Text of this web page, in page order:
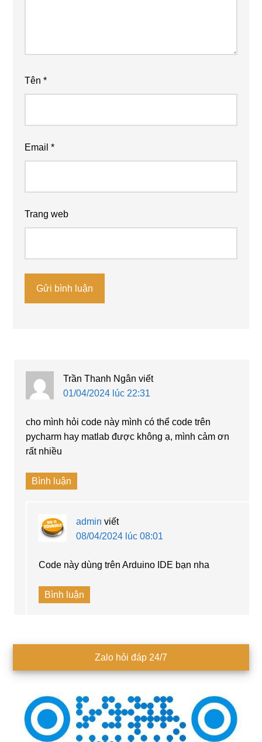
Tên*
Email*
Trang web
Trần Thanh Ngân viết
01/04/2024 lúc 22:31
cho mình hỏi code này mình có thể code trên
pycharm hay matlab được không ạ, mình cảm ơn
rất nhiều
Bình luận
admin viết
08/04/2024 lúc 08:01
Code này dùng trên Arduino IDE bạn nha
Bình luận
chính
Zalo hỏi đáp 24/7